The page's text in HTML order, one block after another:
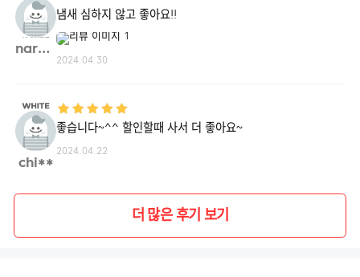
naras**
냄새 심하지 않고 좋아요!!
2024.04.30
chi**
좋습니다~^^ 할인할때 사서 더 좋아요~
2024.04.22
더 많은 후기 보기